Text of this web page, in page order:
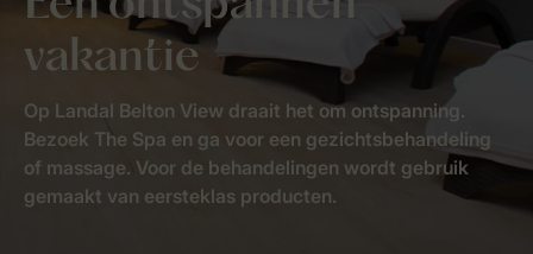
vakantie
Op Landal Belton View draait het om ontspanning.
Bezoek The Spa en ga voor een gezichtsbehandeling
of massage. Voor de behandelingen wordt gebruik
gemaakt van eersteklas producten.